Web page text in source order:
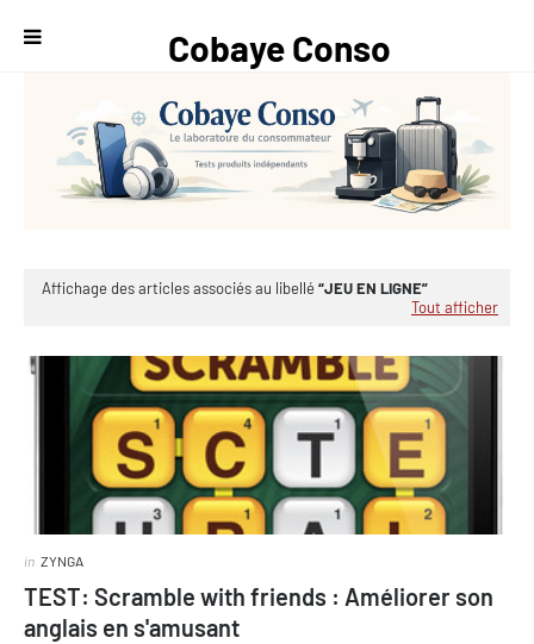
Cobaye Conso
— Le
laboratoire du
Affichage des articles associés au libellé JEU EN LIGNE
Tout afficher
in ZYNGA
TEST: Scramble with friends : Améliorer son
anglais en s'amusant